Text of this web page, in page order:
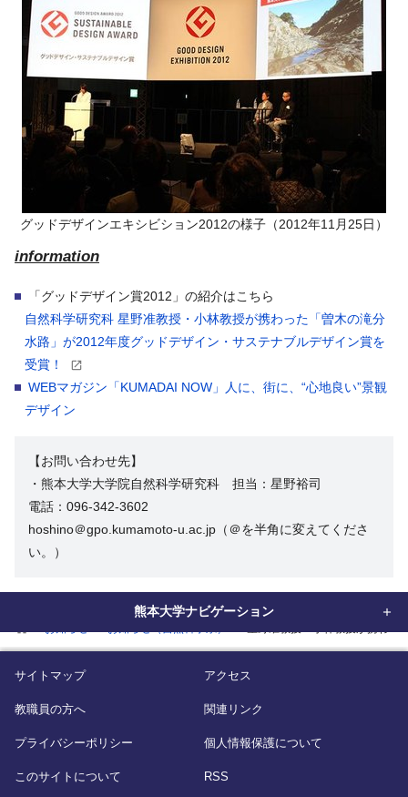
home
グッドデザインエキシビション2012の様子（2012年11月25日）
information
「グッドデザイン賞2012」の紹介はこちら
自然科学研究科 星野准教授・小林教授が携わった「曽木の滝分
水路」が2012年度グッドデザイン・サステナブルデザイン賞を
受賞！
WEBマガジン「KUMADAI NOW」人に、街に、“心地良い”景観
デザイン
【お問い合わせ先】
・熊本大学大学院自然科学研究科 担当：星野裕司
電話：096-342-3602
hoshino＠gpo.kumamoto-u.ac.jp（＠を半角に変えてくださ
い。）
熊本大学ナビゲーション
サイトマップ アクセス
教職員の方へ 関連リンク
プライバシーポリシー 個人情報保護について
このサイトについて RSS